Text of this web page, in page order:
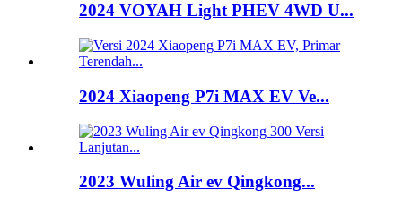
2024 VOYAH Light PHEV 4WD U...
2024 Xiaopeng P7i MAX EV Ve...
2023 Wuling Air ev Qingkong...